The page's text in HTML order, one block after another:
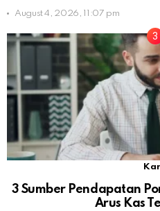
August 4, 2026, 11:07 pm
3 Sumber Pendapatan
Arus Kas